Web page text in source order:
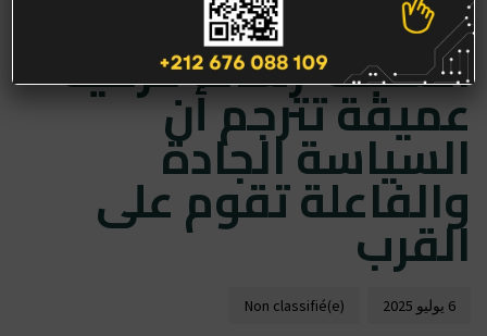
آسفي لـ”برلمان
السنبلة”رسالة حركية
عميقة تترجم أن
السياسة الجادة
والفاعلة تقوم على
القرب
6 يوليو 2025 Non classifié(e)